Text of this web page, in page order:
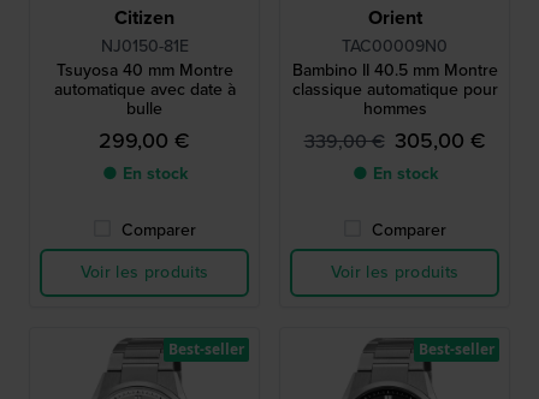
Citizen
NJ0150-81E
Tsuyosa 40 mm Montre
automatique avec date à
bulle
299,00 €
● En stock
Comparer
Voir les produits
Orient
TAC00009N0
Bambino II 40.5 mm Montre
classique automatique pour
hommes
339,00 € 305,00 €
● En stock
Comparer
Voir les produits
Best-seller Best-seller